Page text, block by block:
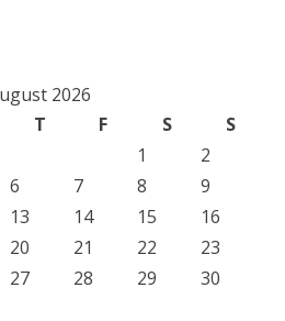
2026
T F S
S
1
2
6 7 8
9
13 14 15
16
20 21 22
23
27 28 29
30